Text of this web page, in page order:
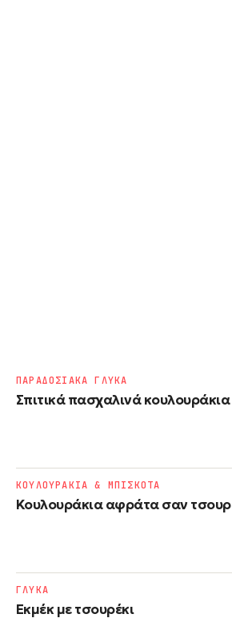
Σπιτικά πασχαλινά κουλουράκια
ΠΑΡΑΔΟΣΙΑΚΑ ΓΛΥΚΑ
Κουλουράκια αφράτα σαν
ΚΟΥΛΟΥΡΑΚΙΑ & ΜΠΙΣΚΟΤΑ
Εκμέκ με τσουρέκι
ΓΛΥΚΑ